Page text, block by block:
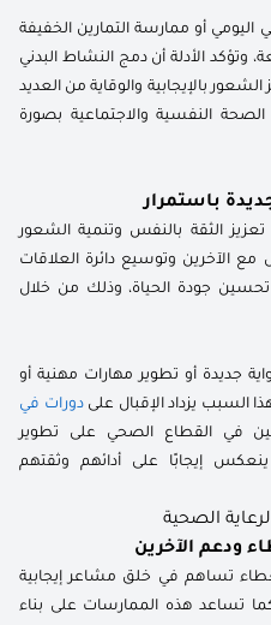
أو ممارسة التمارين الخفيفة
الأدلة أن دمج النشاط البدني
بالإيجابية والوقاية من العديد
النفسية والاجتماعية بصورة
باستمرار
الثقة بالنفس وتنمية الشعور
مع الآخرين وتوسيع دائرة العلاقات
تحسين جودة الحياة، وذلك من خلال
جديدة أو تطوير مهارات مهنية أو
السبب يزداد الإقبال علىدورات في
في القطاع الصحي على تطوير
إيجابًا على أدائهم وثقتهم
ودعم الآخرين
تساهم في خلق مشاعر إيجابية
تساعد هذه الممارسات على بناء